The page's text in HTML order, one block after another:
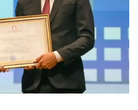
с проявлением
Об этом